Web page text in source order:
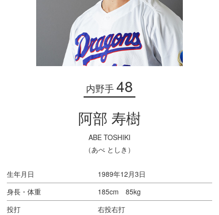
内野手48
阿部 寿樹
ABE TOSHIKI
（あべ としき）
生年月日
1989年12月3日
身長・体重
185cm 85kg
投打
右投右打